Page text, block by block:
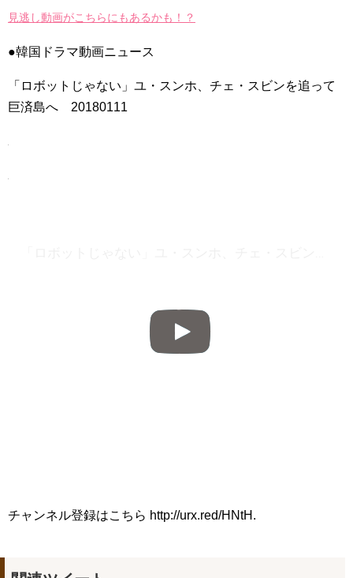
Jin-Crash Landing On You/ヒョンビン❤️ソンイェジン / エンジョイ❕
ョンら同僚芸能人から慰めの言葉が続々 – Taka News
キングを一部公開（DVD-SET2特典映像より）
「まず熱く掃除せよ」女優キム・ユジョン、「健康がとても回
復…痩せたのはソン・ジェリムのせい!? 」 (11/26)
Powered by livedoor 相互RSS
見逃し動画がこちらにもあるかも！？
●韓国ドラマ動画ニュース
「ロボットじゃない」ユ・スンホ、チェ・スビンを追って
巨済島へ 20180111
チャンネル登録はこちら http://urx.red/HNtH.